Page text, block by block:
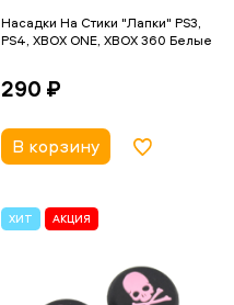
Насадки На Стики "Лапки" PS3,
PS4, XBOX ONE, XBOX 360 Белые
290 ₽
В корзину
ХИТ АКЦИЯ